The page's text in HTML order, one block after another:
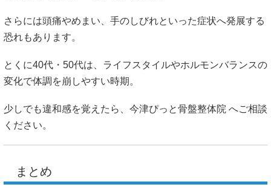
さらには頭痛やめまい、手のしびれといった症状へ発展する
恐れもあります。
とくに40代・50代は、ライフスタイルやホルモンバランスの
変化で体調を崩しやすい時期。
少しでも違和感を覚えたら、 今津ぴっと骨盤整体院 へご相談
ください。
まとめ